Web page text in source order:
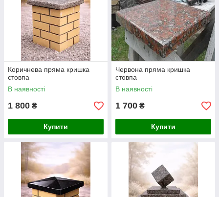
Коричнева пряма кришка
стовпа
В наявності
1 800 ₴
Купити
Червона пряма кришка
стовпа
В наявності
1 700 ₴
Купити